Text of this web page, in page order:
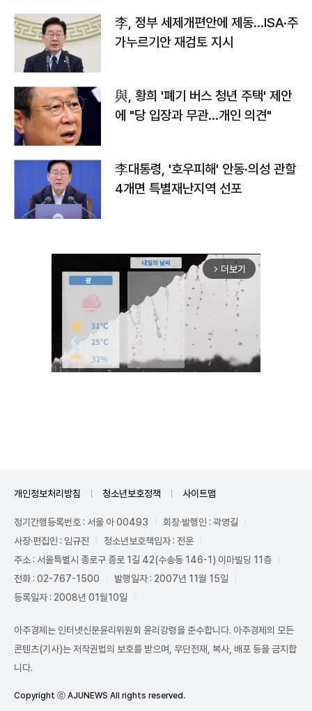
李, 정부 세제개편안에 제동…ISA·주
가누르기안 재검토 지시
與, 황희 '폐기 버스 청년 주택' 제안
에 "당 입장과 무관…개인 의견"
李대통령, '호우피해' 안동·의성 관할
4개면 특별재난지역 선포
arrow_forward_ios 더보기
개인정보처리방침 청소년보호정책 사이트맵
정기간행등록번호 : 서울 아 00493
회장·발행인 : 곽영길
사장·편집인 : 임규진
청소년보호책임자 : 전운
주소 : 서울특별시 종로구 종로 1길 42(수송동 146-1) 이마빌딩 11층
전화 : 02-767-1500
발행일자 : 2007년 11월 15일
등록일자 : 2008년 01월10일
아주경제는 인터넷신문윤리위원회 윤리강령을 준수합니다. 아주경제의 모든
콘텐츠(기사)는 저작권법의 보호를 받으며, 무단전재, 복사, 배포 등을 금지합
니다.
Copyright ⓒ AJUNEWS All rights reserved.